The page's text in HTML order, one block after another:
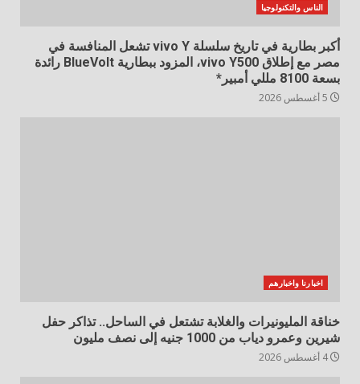
الناس والتكنولوجيا
أكبر بطارية في تاريخ سلسلة vivo Y تشعل المنافسة في
مصر مع إطلاق vivo Y500، المزود ببطارية BlueVolt رائدة
بسعة 8100 مللي أمبير*
اخبارنا واخبارهم
خناقة المليونيرات والغلابة تشتعل في الساحل.. تذاكر حفل
شيرين وعمرو دياب من 1000 جنيه إلى نصف مليون